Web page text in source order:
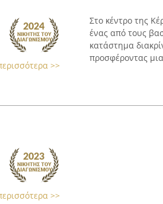
>>
Στο κέντρο της
ένας από τους
κατάστημα
προσφέροντας
>>